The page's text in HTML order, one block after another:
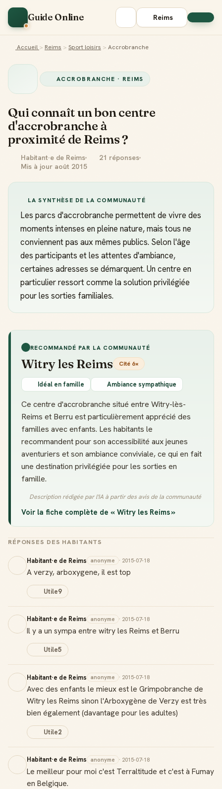
Guide Online Reims
Accueil > Reims > Sport loisirs > Accrobranche
ACCROBRANCHE · REIMS
Qui connaît un bon centre
d'accrobranche à
proximité de Reims ?
Habitant·e de Reims
21 réponses
Mis à jour août 2015
LA SYNTHÈSE DE LA COMMUNAUTÉ
Les parcs d'accrobranche permettent de vivre des
moments intenses en pleine nature, mais tous ne
conviennent pas aux mêmes publics. Selon l'âge
des participants et les attentes d'ambiance,
certaines adresses se démarquent. Un centre en
particulier ressort comme la solution privilégiée
pour les sorties familiales.
RECOMMANDÉ PAR LA COMMUNAUTÉ
Witry les Reims Cité 6×
Idéal en famille Ambiance sympathique
Ce centre d'accrobranche situé entre Witry-lès-
Reims et Berru est particulièrement apprécié des
familles avec enfants. Les habitants le
recommandent pour son accessibilité aux jeunes
aventuriers et son ambiance conviviale, ce qui en fait
une destination privilégiée pour les sorties en
famille.
Description rédigée par l'IA à partir des avis de la communauté
Voir la fiche complète de « Witry les Reims »
RÉPONSES DES HABITANTS
Habitant·e de Reims anonyme · 2015-07-18
A verzy, arboxygene, il est top
Utile9
Habitant·e de Reims anonyme · 2015-07-18
Il y a un sympa entre witry les Reims et Berru
Utile5
Habitant·e de Reims anonyme · 2015-07-18
Avec des enfants le mieux est le Grimpobranche de
Witry les Reims sinon l'Arboxygène de Verzy est très
bien également (davantage pour les adultes)
Utile2
Habitant·e de Reims anonyme · 2015-07-18
Le meilleur pour moi c'est Terraltitude et c'est à Fumay
en Belgique.